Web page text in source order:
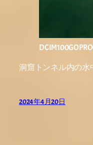
洞窟トンネル内の水
2024年4月20日